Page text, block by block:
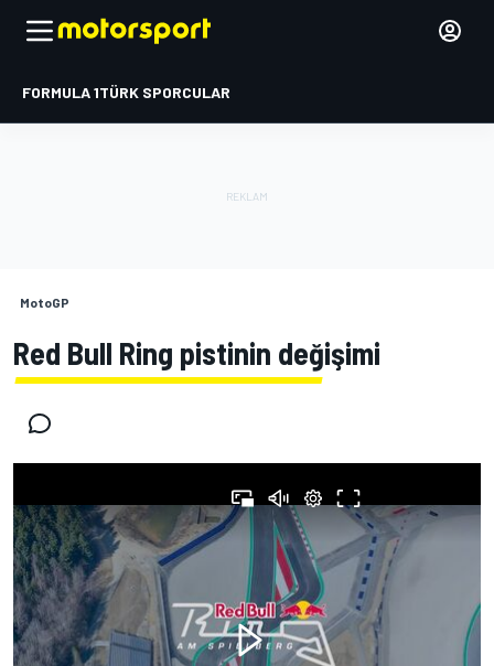
FORMULA 1TÜRK SPORCULAR
MotoGP
Red Bull Ring pistinin değişimi